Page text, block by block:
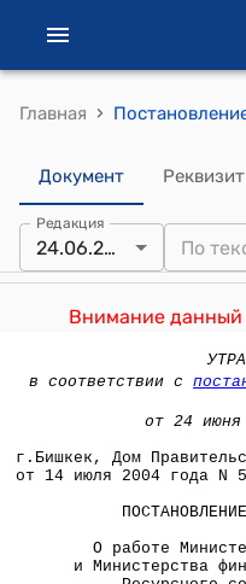
Главная ›
Документ
Редакция
24.06.2022
Внимание данный